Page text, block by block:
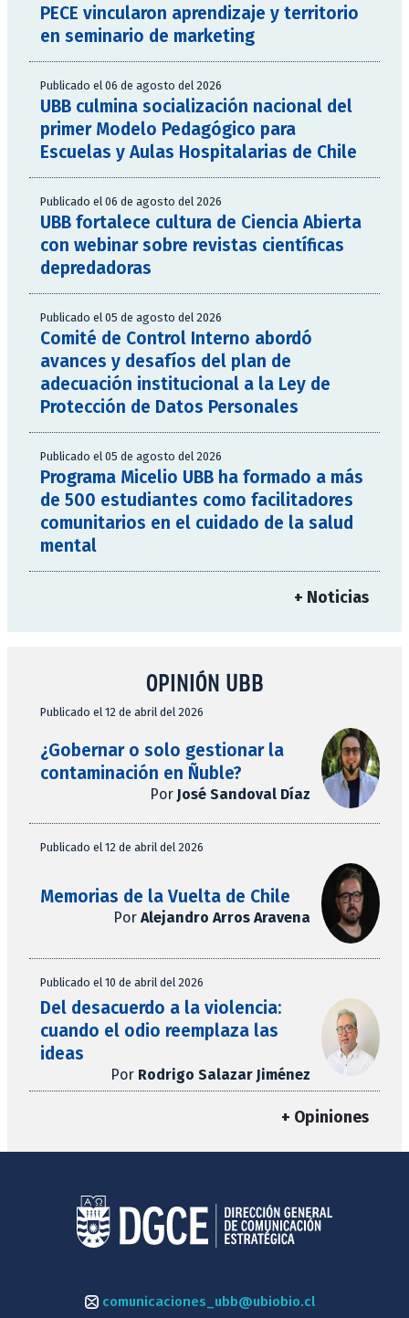
PECE vincularon aprendizaje y territorio
en seminario de marketing
Publicado el 06 de agosto del 2026
UBB culmina socialización nacional del
primer Modelo Pedagógico para
Escuelas y Aulas Hospitalarias de Chile
Publicado el 06 de agosto del 2026
UBB fortalece cultura de Ciencia Abierta
con webinar sobre revistas científicas
depredadoras
Publicado el 05 de agosto del 2026
Comité de Control Interno abordó
avances y desafíos del plan de
adecuación institucional a la Ley de
Protección de Datos Personales
Publicado el 05 de agosto del 2026
Programa Micelio UBB ha formado a más
de 500 estudiantes como facilitadores
comunitarios en el cuidado de la salud
mental
+ Noticias
OPINIÓN UBB
Publicado el 12 de abril del 2026
¿Gobernar o solo gestionar la
contaminación en Ñuble?
Por José Sandoval Díaz
Publicado el 12 de abril del 2026
Memorias de la Vuelta de Chile
Por Alejandro Arros Aravena
Publicado el 10 de abril del 2026
Del desacuerdo a la violencia:
cuando el odio reemplaza las
ideas
Por Rodrigo Salazar Jiménez
+ Opiniones
comunicaciones_ubb@ubiobio.cl